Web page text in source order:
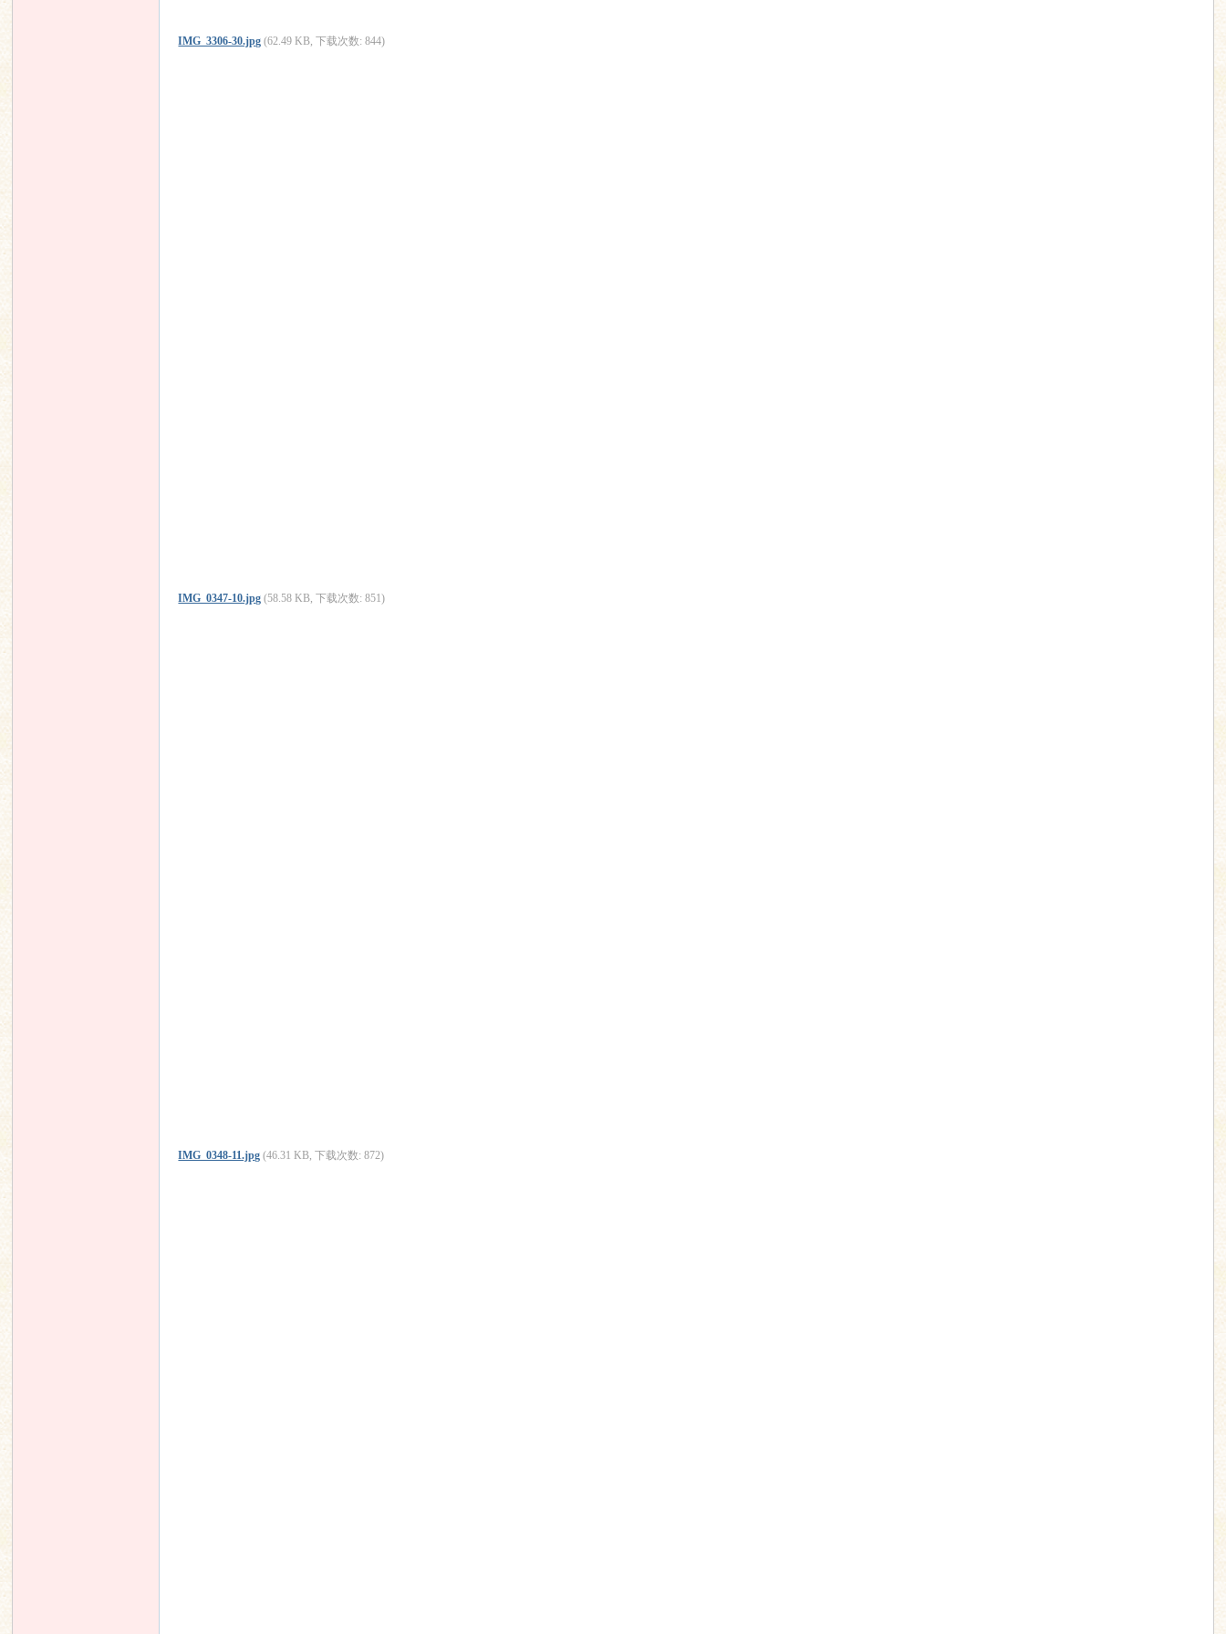
IMG_3306-30.jpg (62.49 KB, 下载次数: 844)
IMG_0347-10.jpg (58.58 KB, 下载次数: 851)
IMG_0348-11.jpg (46.31 KB, 下载次数: 872)